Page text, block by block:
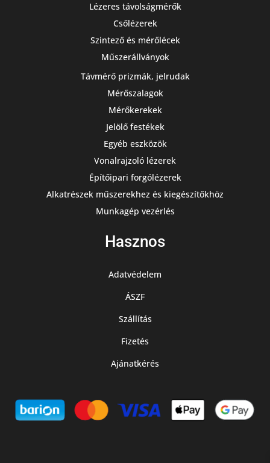
Lézeres távolságmérők
Csőlézerek
Szintező és mérőlécek
Műszerállványok
Távmérő prizmák, jelrudak
Mérőszalagok
Mérőkerekek
Jelölő festékek
Egyéb eszközök
Vonalrajzoló lézerek
Építőipari forgólézerek
Alkatrészek műszerekhez és kiegészítőkhöz
Munkagép vezérlés
Hasznos
Adatvédelem
ÁSZF
Szállítás
Fizetés
Ajánatkérés